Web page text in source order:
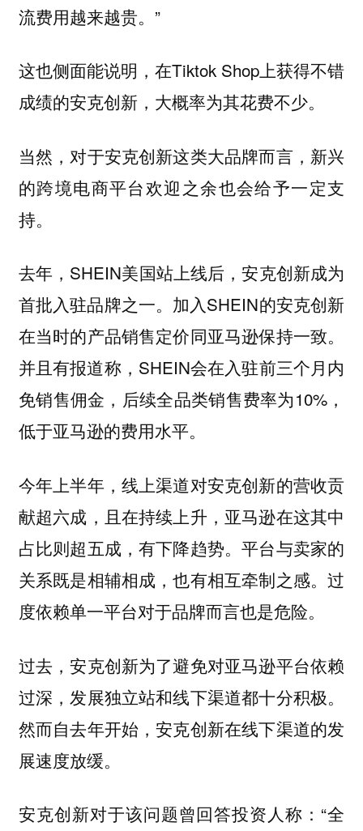
流费用越来越贵。”
这也侧面能说明，在Tiktok Shop上获得不错
成绩的安克创新，大概率为其花费不少。
当然，对于安克创新这类大品牌而言，新兴
的跨境电商平台欢迎之余也会给予一定支
持。
去年，SHEIN美国站上线后，安克创新成为
首批入驻品牌之一。加入SHEIN的安克创新
在当时的产品销售定价同亚马逊保持一致。
并且有报道称，SHEIN会在入驻前三个月内
免销售佣金，后续全品类销售费率为10%，
低于亚马逊的费用水平。
今年上半年，线上渠道对安克创新的营收贡
献超六成，且在持续上升，亚马逊在这其中
占比则超五成，有下降趋势。平台与卖家的
关系既是相辅相成，也有相互牵制之感。过
度依赖单一平台对于品牌而言也是危险。
过去，安克创新为了避免对亚马逊平台依赖
过深，发展独立站和线下渠道都十分积极。
然而自去年开始，安克创新在线下渠道的发
展速度放缓。
安克创新对于该问题曾回答投资人称：“全